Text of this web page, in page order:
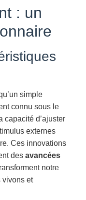
: un
simple
connu sous le
capacité d’ajuster
externes
Ces innovations
des avancées
notre
vivons et